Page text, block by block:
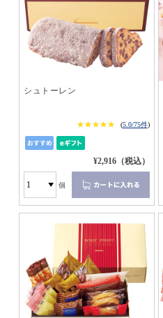
シュトーレン
★★★★★
★★★★★ (5.0/75件)
¥2,916（税込）
個